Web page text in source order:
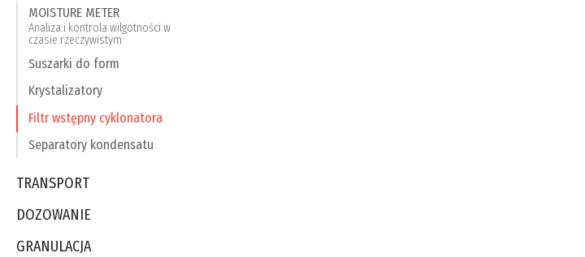
MOISTURE METER
Analiza i kontrola wilgotności w
czasie rzeczywistym
Suszarki do form
Krystalizatory
Filtr wstępny cyklonatora
Separatory kondensatu
TRANSPORT
DOZOWANIE
GRANULACJA